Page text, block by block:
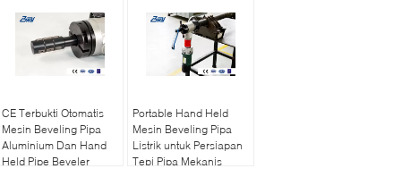
CE Terbukti Otomatis
Mesin Beveling Pipa
Aluminium Dan Hand
Held Pipe Beveler
Portable Hand Held
Mesin Beveling Pipa
Listrik untuk Persiapan
Tepi Pipa Mekanis